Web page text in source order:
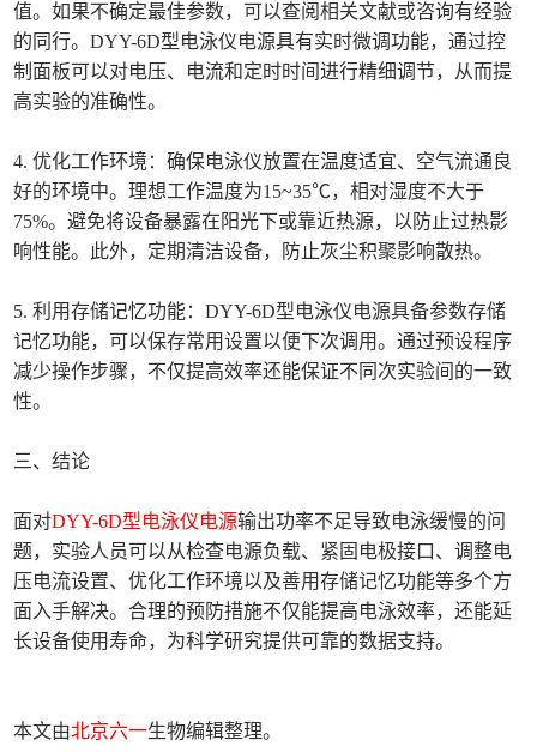
值。如果不确定最佳参数，可以查阅相关文献或咨询有经验
的同行。DYY-6D型电泳仪电源具有实时微调功能，通过控
制面板可以对电压、电流和定时时间进行精细调节，从而提
高实验的准确性。
4. 优化工作环境：确保电泳仪放置在温度适宜、空气流通良
好的环境中。理想工作温度为15~35℃，相对湿度不大于
75%。避免将设备暴露在阳光下或靠近热源，以防止过热影
响性能。此外，定期清洁设备，防止灰尘积聚影响散热。
5. 利用存储记忆功能：DYY-6D型电泳仪电源具备参数存储
记忆功能，可以保存常用设置以便下次调用。通过预设程序
减少操作步骤，不仅提高效率还能保证不同次实验间的一致
性。
三、结论
面对DYY-6D型电泳仪电源输出功率不足导致电泳缓慢的问
题，实验人员可以从检查电源负载、紧固电极接口、调整电
压电流设置、优化工作环境以及善用存储记忆功能等多个方
面入手解决。合理的预防措施不仅能提高电泳效率，还能延
长设备使用寿命，为科学研究提供可靠的数据支持。
本文由北京六一生物编辑整理。